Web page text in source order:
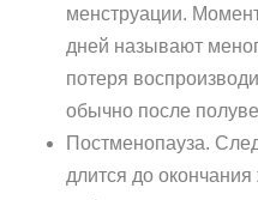
менструации.
дней называют
потеря
обычно после
Постменопауза.
длится до